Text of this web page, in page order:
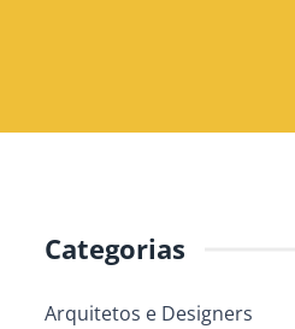
Categorias
Arquitetos e Designers